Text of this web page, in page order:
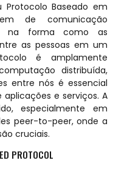
Protocolo Baseado em
de comunicação
na forma como as
as pessoas em um
é amplamente
distribuída,
entre nós é essencial
e serviços. A
especialmente em
peer-to-peer, onde a
cruciais.
PROTOCOL